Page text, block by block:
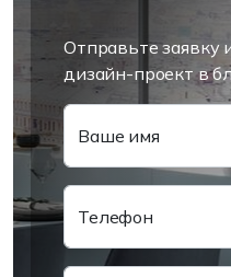
Отправьте заявку
дизайн-проект в
Ваше имя
Телефон